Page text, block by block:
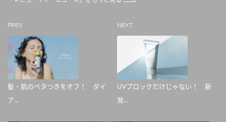
PREV
髪・肌のベタつきをオフ！ ダイ
ア...
NEXT
UVブロックだけじゃない！ 新
発...